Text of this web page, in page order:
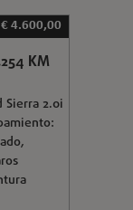
€ 4.600,00
KM
Sierra 2.0i